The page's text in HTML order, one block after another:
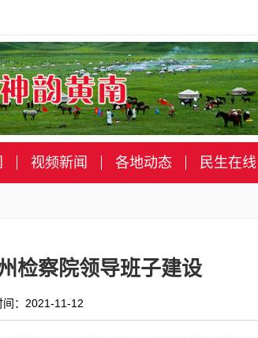
视频新闻 各地动态 民生在线
检察院领导班子建设
：2021-11-12